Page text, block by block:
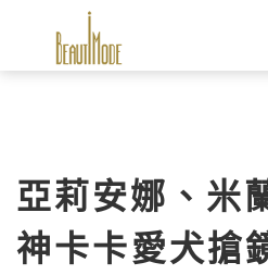
亞莉安娜、米
神卡卡愛犬搶